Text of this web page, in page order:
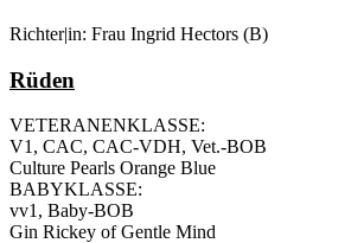
Richter|in: Frau Ingrid Hectors (B)
Rüden
VETERANENKLASSE:
V1, CAC, CAC-VDH, Vet.-BOB
Culture Pearls Orange Blue
BABYKLASSE:
vv1, Baby-BOB
Gin Rickey of Gentle Mind